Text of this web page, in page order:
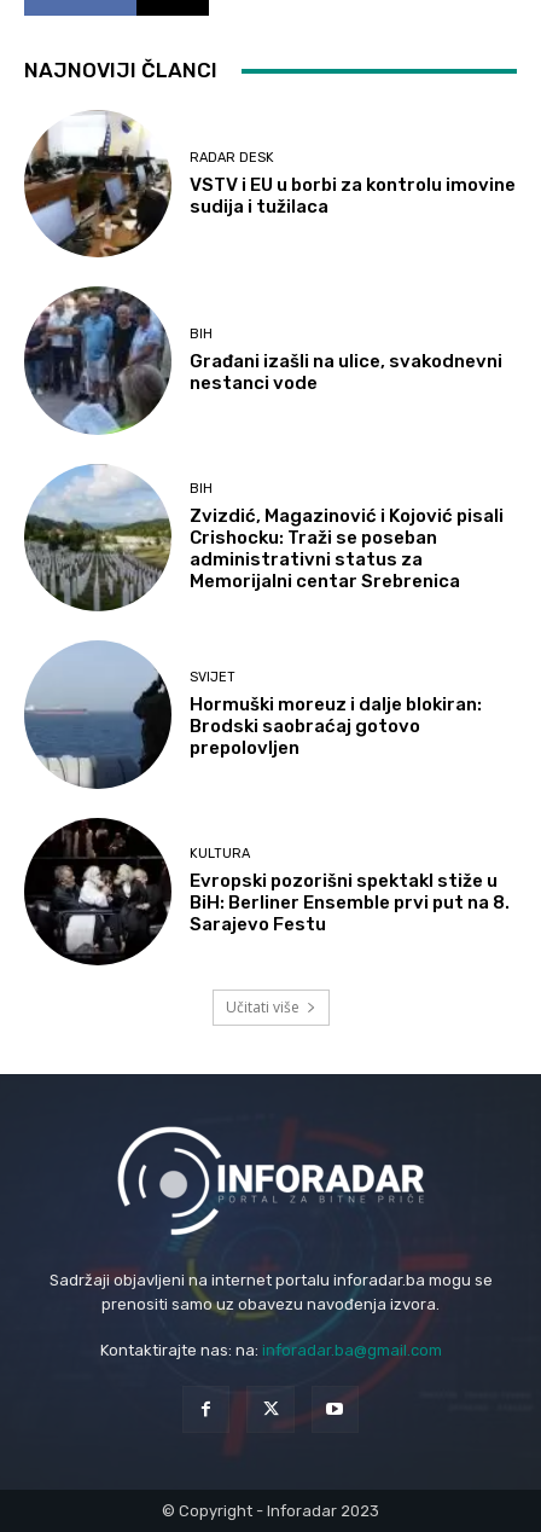
NAJNOVIJI ČLANCI
RADAR DESK
VSTV i EU u borbi za kontrolu imovine
sudija i tužilaca
BIH
Građani izašli na ulice, svakodnevni
nestanci vode
BIH
Zvizdić, Magazinović i Kojović pisali
Crishocku: Traži se poseban
administrativni status za
Memorijalni centar Srebrenica
SVIJET
Hormuški moreuz i dalje blokiran:
Brodski saobraćaj gotovo
prepolovljen
KULTURA
Evropski pozorišni spektakl stiže u
BiH: Berliner Ensemble prvi put na 8.
Sarajevo Festu
Učitati više
Sadržaji objavljeni na internet portalu inforadar.ba mogu se
prenositi samo uz obavezu navođenja izvora.
Kontaktirajte nas: na: inforadar.ba@gmail.com
© Copyright - Inforadar 2023